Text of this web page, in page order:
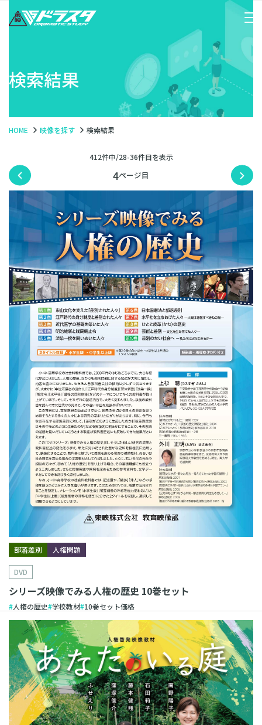
検索結果
HOME 映像を探す 検索結果
412件中/28-36件目を表示
4
部落差別 人権問題
DVD
シリーズ映像でみる人権の歴史 10巻セット
人権の歴史 学校教材 10巻セット価格